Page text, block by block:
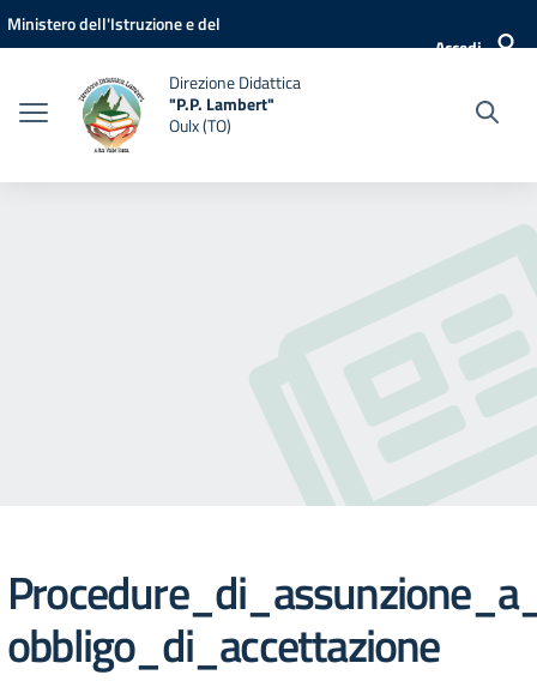
Vai ai contenuti
Vai al menu di navigazione
Vai al footer
Ministero dell'Istruzione e del
Accedi
Direzione Didattica
"P.P. Lambert"
Oulx (TO)
obbligo_di_accettazione